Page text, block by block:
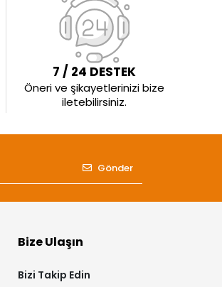
7 / 24 DESTEK
Öneri ve şikayetlerinizi bize
iletebilirsiniz.
Gönder
Bize Ulaşın
Bizi Takip Edin